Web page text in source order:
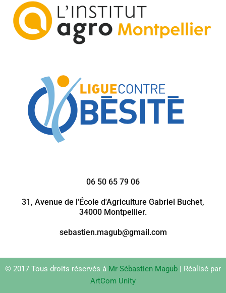
06 50 65 79 06
31, Avenue de l'École d'Agriculture Gabriel Buchet,
34000 Montpellier.
sebastien.magub@gmail.com
© 2017 Tous droits réservés à Mr Sébastien Magub | Réalisé par
ArtCom Unity